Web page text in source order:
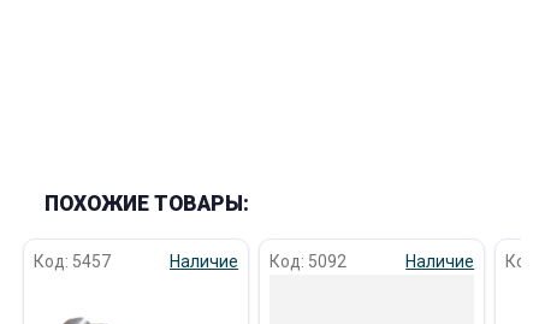
ПОХОЖИЕ ТОВАРЫ:
Код: 5457 Наличие Код: 5092 Наличие